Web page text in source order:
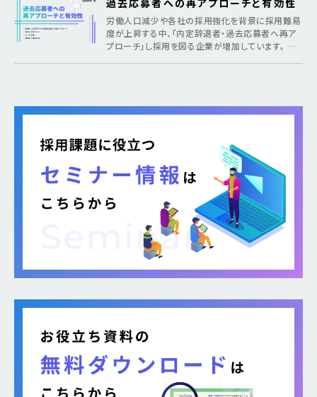
労働人口減少や各社の採用強化を背景に採用難易
度が上昇する中、「内定辞退者・過去応募者へ再ア
プローチ」し採用を図る企業が増加しています。 そ